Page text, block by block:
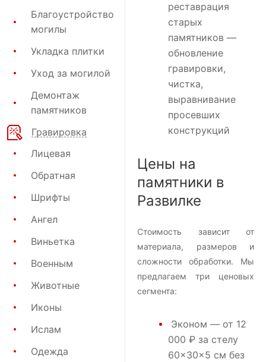
Благоустройство
могилы
Укладка плитки
Уход за могилой
Демонтаж
памятников
Гравировка
Лицевая
Обратная
Шрифты
Ангел
Виньетка
Военным
Животные
Иконы
Ислам
Одежда
реставрация
старых
памятников —
обновление
гравировки,
чистка,
выравнивание
просевших
конструкций
Цены на
памятники в
Развилке
Стоимость зависит от
материала, размеров и
сложности обработки. Мы
предлагаем три ценовых
сегмента:
Эконом — от 12
000 ₽ за стелу
60×30×5 см без